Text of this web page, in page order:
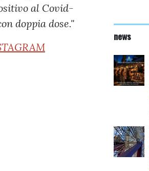
al Covid-
doppia dose."
news